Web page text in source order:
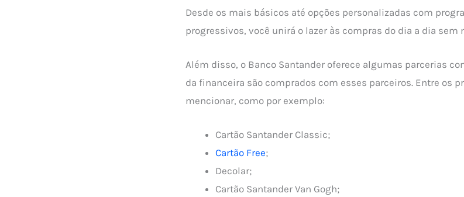
Desde os mais básicos até opções personalizadas com
progressivos, você unirá o lazer às compras do dia a dia sem
Além disso, o Banco Santander oferece algumas parcerias
da financeira são comprados com esses parceiros. Entre os
mencionar, como por exemplo:
Cartão Santander Classic;
Cartão Free;
Decolar;
Cartão Santander Van Gogh;